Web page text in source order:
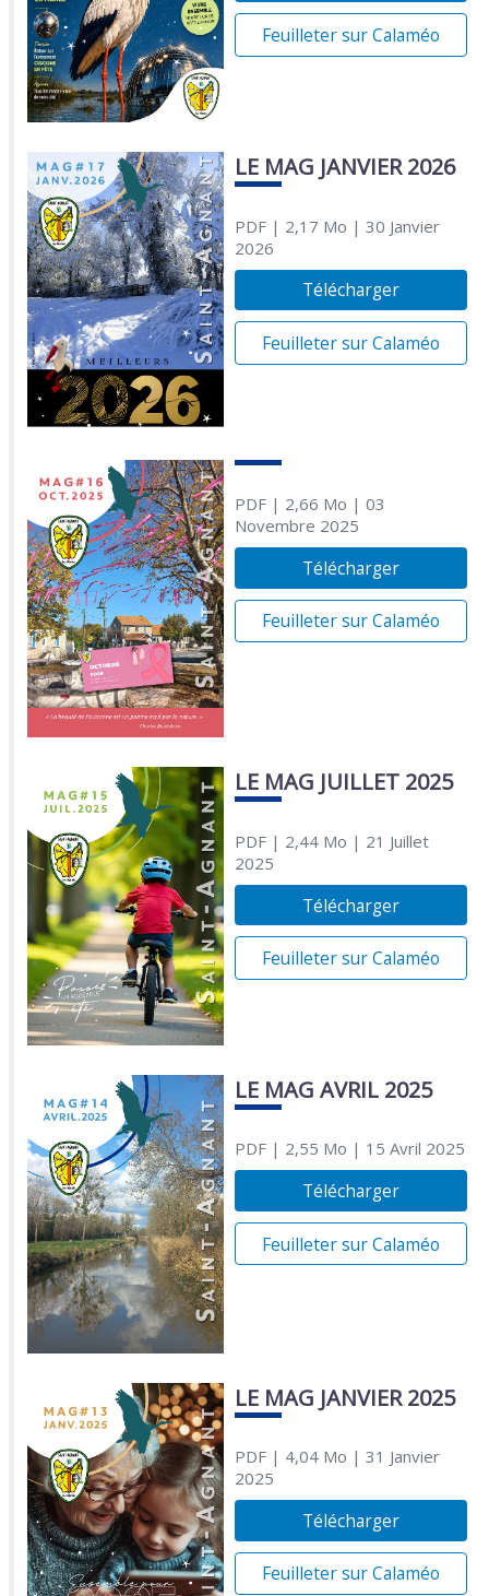
Feuilleter sur Calaméo
LE MAG JANVIER 2026
PDF| 2,17 Mo | 30 Janvier
2026
Télécharger
Feuilleter sur Calaméo
PDF| 2,66 Mo | 03
Novembre 2025
Télécharger
Feuilleter sur Calaméo
LE MAG JUILLET 2025
PDF| 2,44 Mo | 21 Juillet
2025
Télécharger
Feuilleter sur Calaméo
LE MAG AVRIL 2025
PDF| 2,55 Mo | 15 Avril 2025
Télécharger
Feuilleter sur Calaméo
LE MAG JANVIER 2025
PDF| 4,04 Mo | 31 Janvier
2025
Télécharger
Feuilleter sur Calaméo